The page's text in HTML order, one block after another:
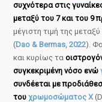
συχνότερα στις
μεταξύ του 7 και του 9
μέγιστη τιμή της
(Dao & Bermas, 2022).
και κυρίως τα
συγκεκριμένη νόσο ενώ
συνδέεται με
τουχρωμοσώματος Χ